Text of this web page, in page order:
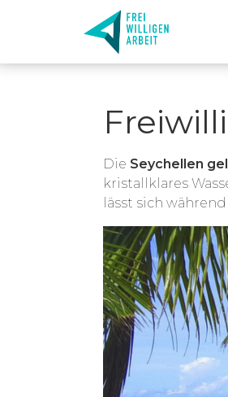
Die Seychellen
kristallklares
lässt sich